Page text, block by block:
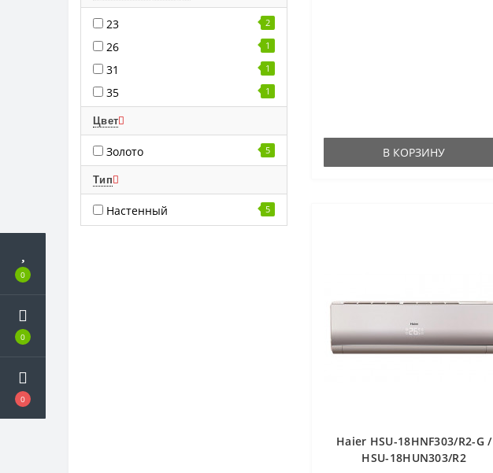
0
0
0
23 2
26 1
31 1
35 1
Цвет
Золото 5
Тип
Настенный 5
В КОРЗИНУ
Haier HSU-18HNF303/R2-G /
HSU-18HUN303/R2